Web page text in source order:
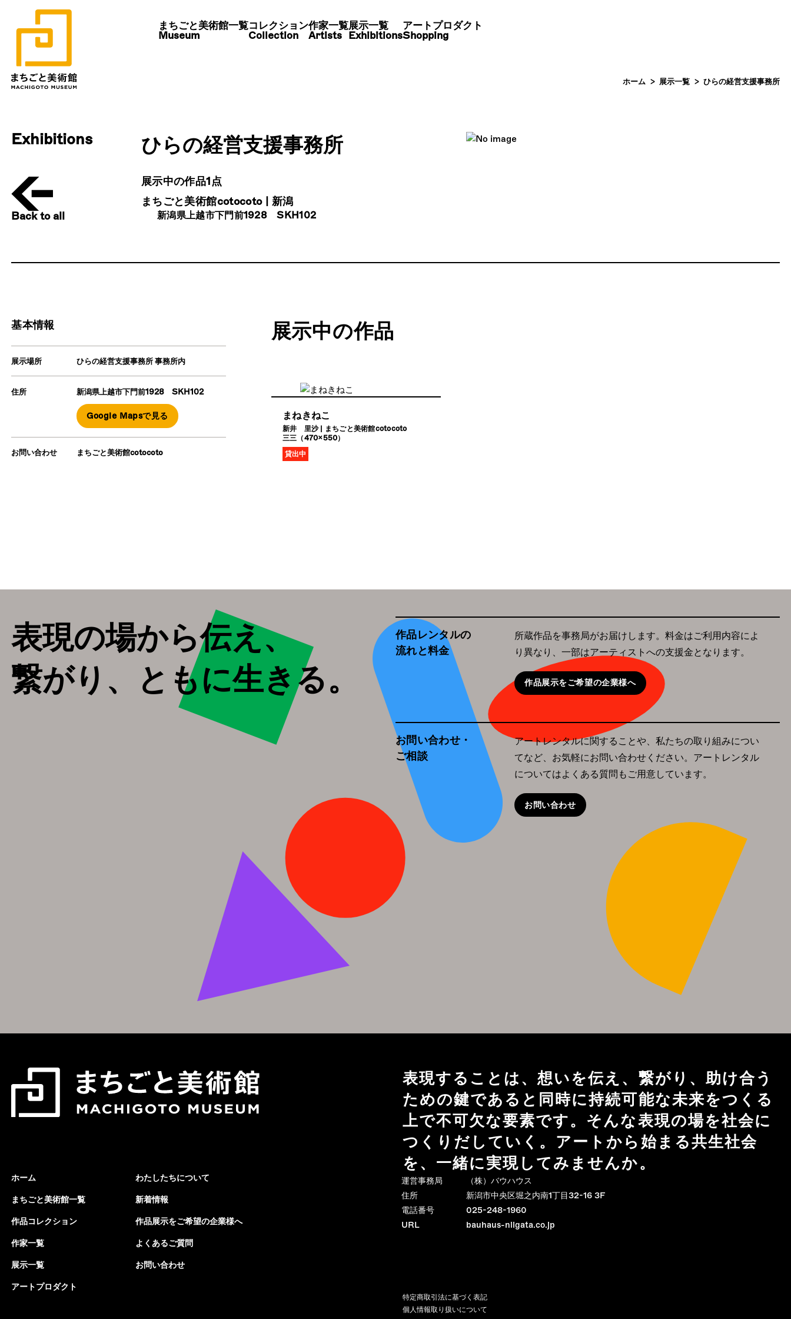
※サイズは、カーソルを合わせる、またはタップしてご確認いただけます。
この作家の他の作品
まちごと美術館一覧
Museum
コレクション
Collection
作家一覧
Artists
展示一覧
Exhibitions
アートプロダクト
Shopping
Search
Museum
新潟
まちごと美術館一覧
まちごと美術館一覧
Museum
コレクション
Collection
作家一覧
Artists
展示一覧
Exhibitions
アートプロダクト
Shopping
ホーム 展示一覧 ひらの経営支援事務所
Exhibitions
Back to all
ひらの経営支援事務所
展示中の作品1点
まちごと美術館cotocoto | 新潟
新潟県上越市下門前1928 SKH102
基本情報
展示場所 ひらの経営支援事務所 事務所内
住所 新潟県上越市下門前1928 SKH102
Google Mapsで見る
お問い合わせ まちごと美術館cotocoto
展示中の作品
まねきねこ
新井 里沙 | まちごと美術館cotocoto
三三（470×550）
貸出中
表現の場から伝え、
繋がり、ともに生きる。
作品レンタルの
流れと料金
所蔵作品を事務局がお届けします。料金はご利用内容によ
り異なり、一部はアーティストへの支援金となります。
作品展示をご希望の企業様へ
お問い合わせ・
ご相談
アートレンタルに関することや、私たちの取り組みについ
てなど、お気軽にお問い合わせください。アートレンタル
についてはよくある質問もご用意しています。
お問い合わせ
表現することは、想いを伝え、繋がり、助け合う
ための鍵であると同時に持続可能な未来をつくる
上で不可欠な要素です。そんな表現の場を社会に
つくりだしていく。アートから始まる共生社会
を、一緒に実現してみませんか。
ホーム
まちごと美術館一覧
作品コレクション
作家一覧
展示一覧
アートプロダクト
わたしたちについて
新着情報
作品展示をご希望の企業様へ
よくあるご質問
お問い合わせ
運営事務局
（株）バウハウス
住所
新潟市中央区堀之内南1丁目32-16 3F
電話番号
025-248-1960
URL
bauhaus-niigata.co.jp
特定商取引法に基づく表記
個人情報取り扱いについて